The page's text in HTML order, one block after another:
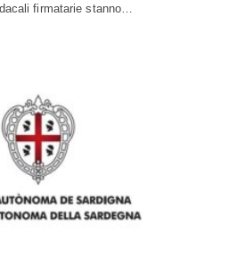
firmatarie stanno…